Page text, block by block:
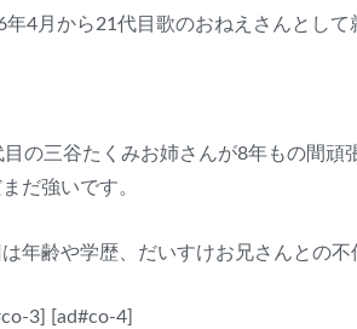
年4月から21代目歌のおねえさんとして
目の三谷たくみお姉さんが8年もの間頑
だ強いです。
年齢や学歴、だいすけお兄さんとの
3] [ad#co-4]